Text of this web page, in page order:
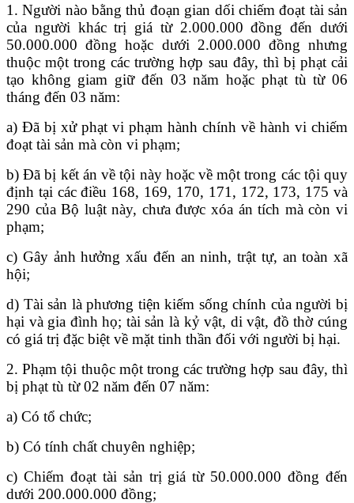
1. Người nào bằng thủ đoạn gian dối chiếm đoạt tài sản
của người khác trị giá từ 2.000.000 đồng đến dưới
50.000.000 đồng hoặc dưới 2.000.000 đồng nhưng
thuộc một trong các trường hợp sau đây, thì bị phạt cải
tạo không giam giữ đến 03 năm hoặc phạt tù từ 06
tháng đến 03 năm:
a) Đã bị xử phạt vi phạm hành chính về hành vi chiếm
đoạt tài sản mà còn vi phạm;
b) Đã bị kết án về tội này hoặc về một trong các tội quy
định tại các điều 168, 169, 170, 171, 172, 173, 175 và
290 của Bộ luật này, chưa được xóa án tích mà còn vi
phạm;
c) Gây ảnh hưởng xấu đến an ninh, trật tự, an toàn xã
hội;
d) Tài sản là phương tiện kiếm sống chính của người bị
hại và gia đình họ; tài sản là kỷ vật, di vật, đồ thờ cúng
có giá trị đặc biệt về mặt tinh thần đối với người bị hại.
2. Phạm tội thuộc một trong các trường hợp sau đây, thì
bị phạt tù từ 02 năm đến 07 năm:
a) Có tổ chức;
b) Có tính chất chuyên nghiệp;
c) Chiếm đoạt tài sản trị giá từ 50.000.000 đồng đến
dưới 200.000.000 đồng;